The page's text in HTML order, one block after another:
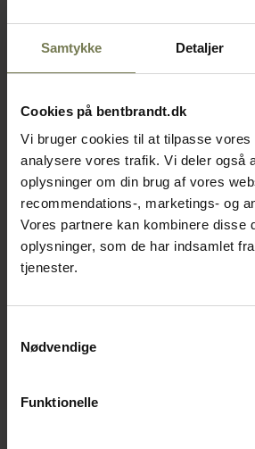
Samtykke Detaljer
Cookies på bentbrandt.dk
Vi bruger cookies til at tilpasse vores
analysere vores trafik. Vi deler også
oplysninger om din brug af vores
recommendations-, marketings- og
Vores partnere kan kombinere disse
oplysninger, som de har indsamlet
tjenester.
Nødvendige
Funktionelle